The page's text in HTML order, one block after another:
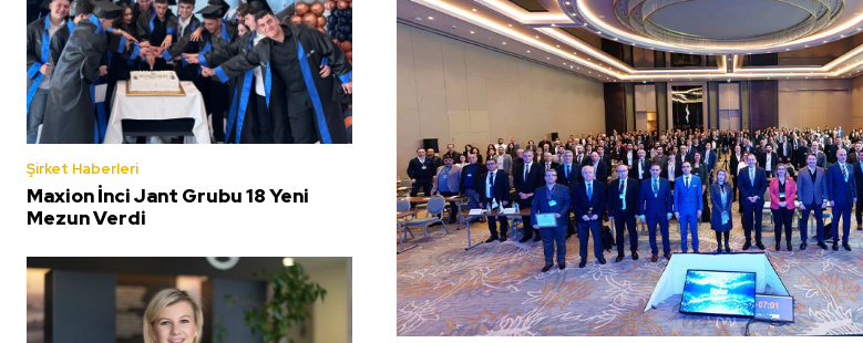
Şirket Haberleri
Maxion İnci Jant Grubu 18 Yeni
Mezun Verdi